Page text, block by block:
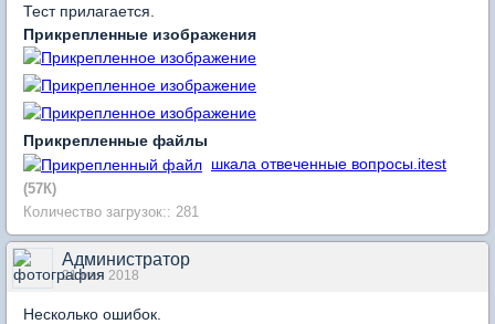
Тест прилагается.
Прикрепленные изображения
Прикрепленные файлы
шкала отвеченные вопросы.itest
(57К)
Количество загрузок:: 281
Администратор
21 мая 2018
Несколько ошибок.